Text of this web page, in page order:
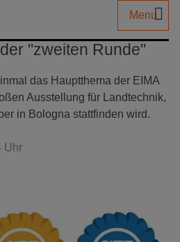
Menu
"zweiten Runde"
das Hauptthema der EIMA
Ausstellung für Landtechnik,
in Bologna stattfinden wird.
Uhr